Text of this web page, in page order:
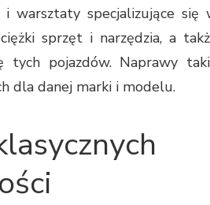
i warsztaty specjalizujące się
sprzęt i narzędzia, a
tych pojazdów. Naprawy
dla danej marki i modelu.